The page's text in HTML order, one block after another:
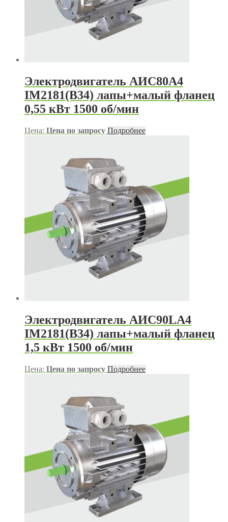
Электродвигатель АИС80А4
IM2181(B34) лапы+малый фланец
0,55 кВт 1500 об/мин
Цена: Цена по запросу Подробнее
Электродвигатель АИС90LА4
IM2181(B34) лапы+малый фланец
1,5 кВт 1500 об/мин
Цена: Цена по запросу Подробнее